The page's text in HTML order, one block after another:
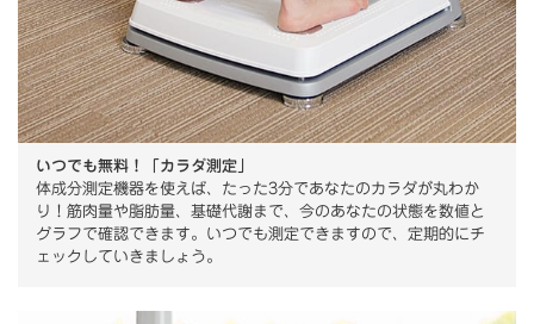
いつでも無料！「カラダ測定」
体成分測定機器を使えば、たった3分であなたのカラダが丸わか
り！筋肉量や脂肪量、基礎代謝まで、今のあなたの状態を数値と
グラフで確認できます。いつでも測定できますので、定期的にチ
ェックしていきましょう。